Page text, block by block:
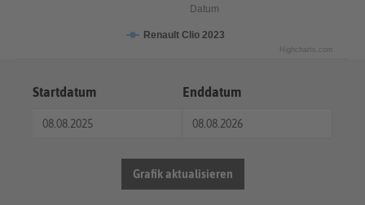
Datum
Renault Clio 2023
Highcharts.com
Startdatum Enddatum
Grafik aktualisieren